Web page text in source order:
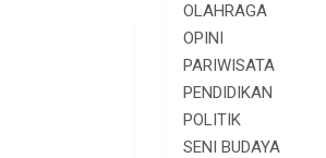
OLAHRAGA
OPINI
PARIWISATA
PENDIDIKAN
POLITIK
SENI BUDAYA